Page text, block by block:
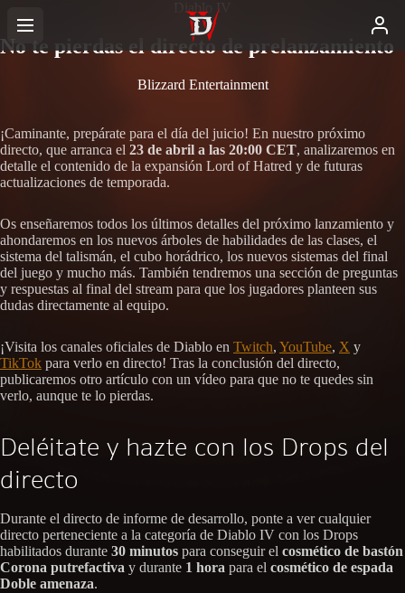
Diablo IV
No te pierdas el directo de prelanzamiento
Blizzard Entertainment
¡Caminante, prepárate para el día del juicio! En nuestro próximo
directo, que arranca el 23 de abril a las 20:00 CET, analizaremos en
detalle el contenido de la expansión Lord of Hatred y de futuras
actualizaciones de temporada.
Os enseñaremos todos los últimos detalles del próximo lanzamiento y
ahondaremos en los nuevos árboles de habilidades de las clases, el
sistema del talismán, el cubo horádrico, los nuevos sistemas del final
del juego y mucho más. También tendremos una sección de preguntas
y respuestas al final del stream para que los jugadores planteen sus
dudas directamente al equipo.
¡Visita los canales oficiales de Diablo en Twitch, YouTube, X y
TikTok para verlo en directo! Tras la conclusión del directo,
publicaremos otro artículo con un vídeo para que no te quedes sin
verlo, aunque te lo pierdas.
Deléitate y hazte con los Drops del
directo
Durante el directo de informe de desarrollo, ponte a ver cualquier
directo perteneciente a la categoría de Diablo IV con los Drops
habilitados durante 30 minutos para conseguir el cosmético de bastón
Corona putrefactiva y durante 1 hora para el cosmético de espada
Doble amenaza.